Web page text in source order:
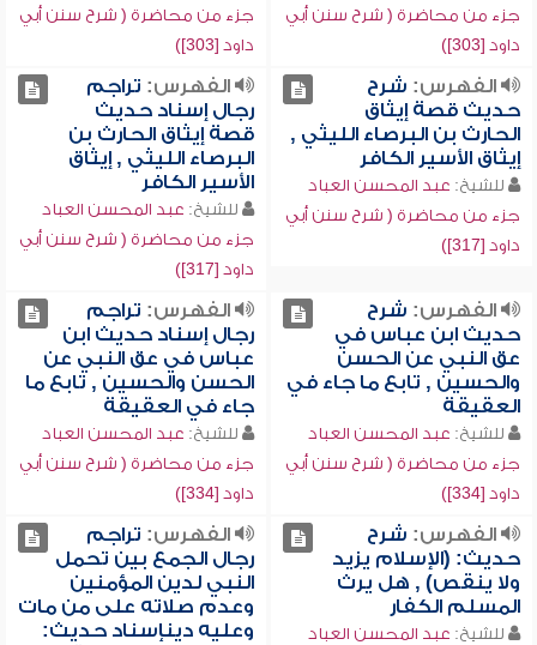
جزء من محاضرة ( شرح سنن أبي
داود [303])
جزء من محاضرة ( شرح سنن أبي
داود [303])
الفهرس: شرح
حديث قصة إيثاق
الحارث بن البرصاء الليثي ,
إيثاق الأسير الكافر
للشيخ: عبد المحسن العباد
جزء من محاضرة ( شرح سنن أبي
داود [317])
الفهرس: تراجم
رجال إسناد حديث
قصة إيثاق الحارث بن
البرصاء الليثي , إيثاق
الأسير الكافر
للشيخ: عبد المحسن العباد
جزء من محاضرة ( شرح سنن أبي
داود [317])
الفهرس: شرح
حديث ابن عباس في
عق النبي عن الحسن
والحسين , تابع ما جاء في
العقيقة
للشيخ: عبد المحسن العباد
جزء من محاضرة ( شرح سنن أبي
داود [334])
الفهرس: تراجم
رجال إسناد حديث ابن
عباس في عق النبي عن
الحسن والحسين , تابع ما
جاء في العقيقة
للشيخ: عبد المحسن العباد
جزء من محاضرة ( شرح سنن أبي
داود [334])
الفهرس: شرح
حديث: (الإسلام يزيد
ولا ينقص) , هل يرث
المسلم الكفار
للشيخ: عبد المحسن العباد
الفهرس: تراجم
رجال الجمع بين تحمل
النبي لدين المؤمنين
وعدم صلاته على من مات
وعليه دينإسناد حديث: